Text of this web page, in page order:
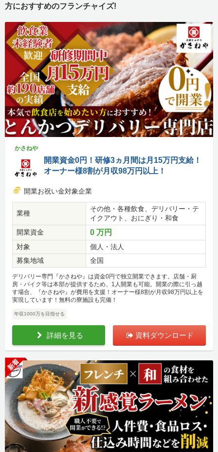
方におすすめのフランチャイズ!
かさねや
開業資金0円！研修3ヵ月間は月15万円支給！
オーナー様8割が月収98万円以上！
開業お祝い金対象企業
業種
その他・各種飲食、デリバリー・テ
イクアウト、おにぎり・和食
開業資金
0 万円
対象
個人・法人
募集地域
全国
デリバリー専門『かさねや』は資金0円で独立開業できます。店舗・厨
房・バイク等は本部が提供するため、1人開業も可能。開業の際に引っ越
す場合、『かさねや』が費用を支援！オーナー様8割が月収98万円以上を
実現しています！無料の寮施設も完備！
年収1000万を目指せる
詳細を見る 資料ダウンロード
新着